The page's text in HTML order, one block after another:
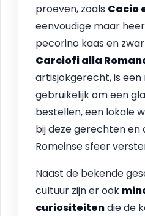
proeven, zoals Cacio
eenvoudige maar
pecorino kaas en
Carciofi alla
artisjokgerecht, is
gebruikelijk om een
bestellen, een lokale
bij deze gerechten en
Romeinse sfeer
Naast de bekende
cultuur zijn er ook
curiositeitendie de